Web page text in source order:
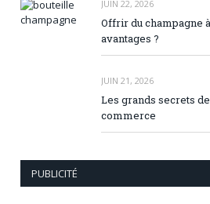
JUIN 22, 2026
Offrir du champagne
avantages ?
JUIN 21, 2026
Les grands secrets
commerce
PUBLICITÉ